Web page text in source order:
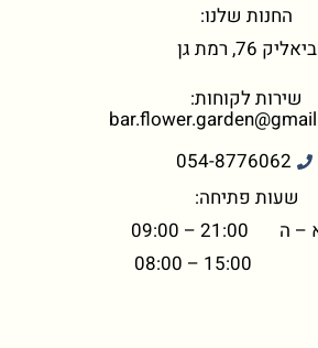
החנות שלנו:
ביאליק 76, רמת גן
054-8776062
שעות פתיחה:
– 09:00
– 08:00
שירות לקוחות: